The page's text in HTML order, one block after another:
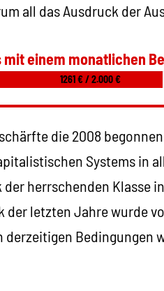
all das Ausdruck der
mit einem monatlichen
1261 € / 2.000 €
die 2008
Systems in
herrschenden Klasse
letzten Jahre wurde
derzeitigen